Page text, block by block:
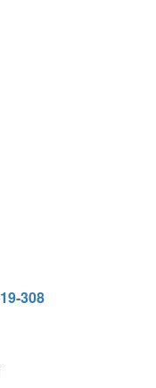
308